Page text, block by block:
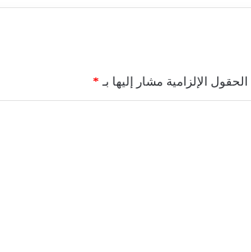
الحقول الإلزامية مشار إليها بـ *